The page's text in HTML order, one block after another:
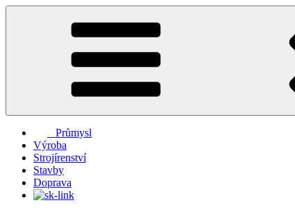
Přejít
Průmysl
Výroba
Strojírenství
Stavby
Doprava